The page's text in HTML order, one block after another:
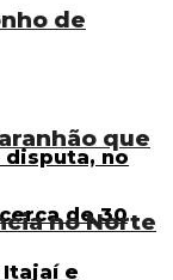
de
que
no Norte